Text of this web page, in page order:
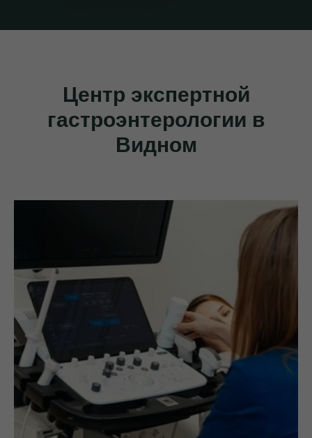
Центр экспертной
гастроэнтерологии в
Видном